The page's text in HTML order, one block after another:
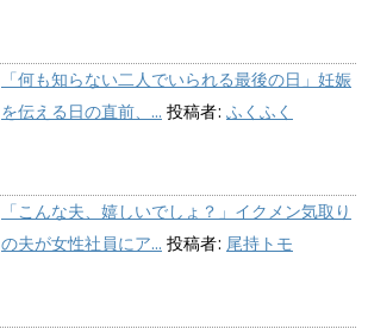
「何も知らない二人でいられる最後の日」妊娠
を伝える日の直前、... 投稿者: ふくふく
「こんな夫、嬉しいでしょ？」イクメン気取り
の夫が女性社員にア... 投稿者: 尾持トモ